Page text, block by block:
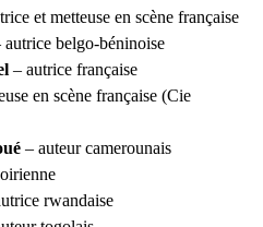
et metteuse en scène française
autrice belgo-béninoise
– autrice française
en scène française (Cie
– auteur camerounais
rwandaise